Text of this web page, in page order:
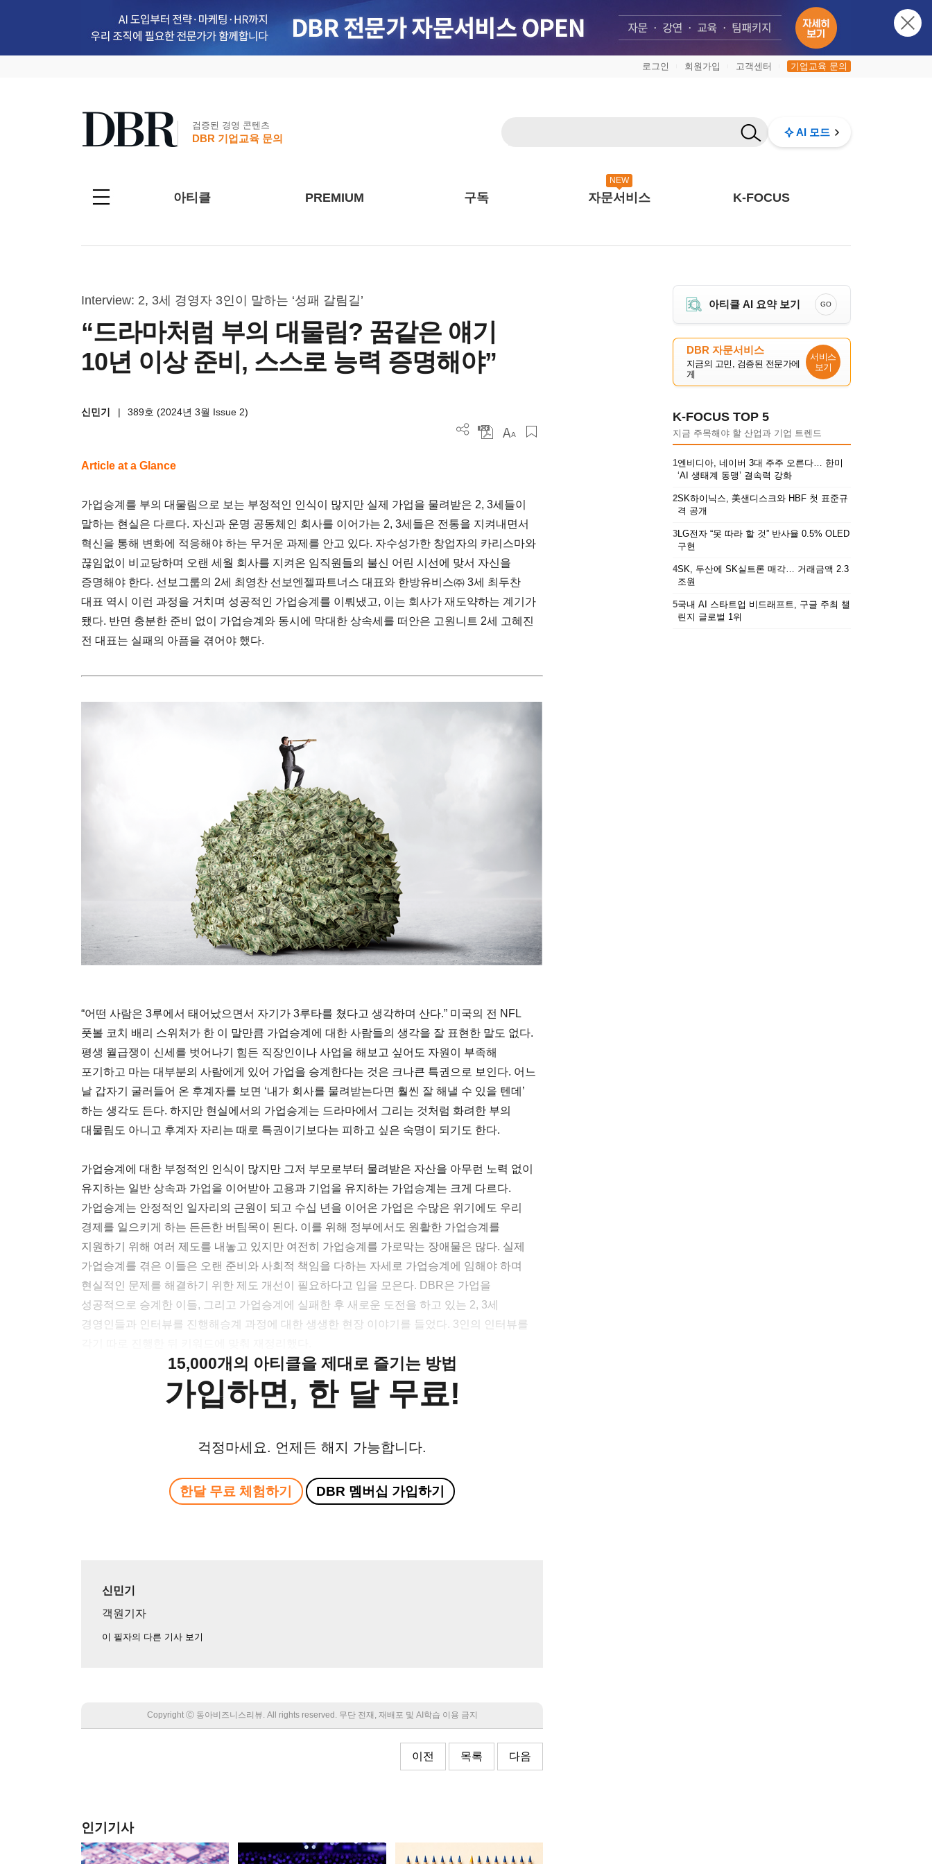
로그인 회원가입 고객센터 기업교육 문의
검증된 경영 콘텐츠
DBR 기업교육 문의
AI 모드
아티클 PREMIUM 구독
NEW
자문서비스 K-FOCUS
Interview: 2, 3세 경영자 3인이 말하는 ‘성패 갈림길’
“드라마처럼 부의 대물림? 꿈같은 얘기
10년 이상 준비, 스스로 능력 증명해야”
신민기 | 389호 (2024년 3월 Issue 2)
Article at a Glance
가업승계를 부의 대물림으로 보는 부정적인 인식이 많지만 실제 가업을 물려받은 2, 3세들이
말하는 현실은 다르다. 자신과 운명 공동체인 회사를 이어가는 2, 3세들은 전통을 지켜내면서
혁신을 통해 변화에 적응해야 하는 무거운 과제를 안고 있다. 자수성가한 창업자의 카리스마와
끊임없이 비교당하며 오랜 세월 회사를 지켜온 임직원들의 불신 어린 시선에 맞서 자신을
증명해야 한다. 선보그룹의 2세 최영찬 선보엔젤파트너스 대표와 한방유비스㈜ 3세 최두찬
대표 역시 이런 과정을 거치며 성공적인 가업승계를 이뤄냈고, 이는 회사가 재도약하는 계기가
됐다. 반면 충분한 준비 없이 가업승계와 동시에 막대한 상속세를 떠안은 고원니트 2세 고혜진
전 대표는 실패의 아픔을 겪어야 했다.
“어떤 사람은 3루에서 태어났으면서 자기가 3루타를 쳤다고 생각하며 산다.” 미국의 전 NFL
풋볼 코치 배리 스위처가 한 이 말만큼 가업승계에 대한 사람들의 생각을 잘 표현한 말도 없다.
평생 월급쟁이 신세를 벗어나기 힘든 직장인이나 사업을 해보고 싶어도 자원이 부족해
포기하고 마는 대부분의 사람에게 있어 가업을 승계한다는 것은 크나큰 특권으로 보인다. 어느
날 갑자기 굴러들어 온 후계자를 보면 ‘내가 회사를 물려받는다면 훨씬 잘 해낼 수 있을 텐데’
하는 생각도 든다. 하지만 현실에서의 가업승계는 드라마에서 그리는 것처럼 화려한 부의
대물림도 아니고 후계자 자리는 때로 특권이기보다는 피하고 싶은 숙명이 되기도 한다.
가업승계에 대한 부정적인 인식이 많지만 그저 부모로부터 물려받은 자산을 아무런 노력 없이
유지하는 일반 상속과 가업을 이어받아 고용과 기업을 유지하는 가업승계는 크게 다르다.
가업승계는 안정적인 일자리의 근원이 되고 수십 년을 이어온 가업은 수많은 위기에도 우리
경제를 일으키게 하는 든든한 버팀목이 된다. 이를 위해 정부에서도 원활한 가업승계를
지원하기 위해 여러 제도를 내놓고 있지만 여전히 가업승계를 가로막는 장애물은 많다. 실제
가업승계를 겪은 이들은 오랜 준비와 사회적 책임을 다하는 자세로 가업승계에 임해야 하며
현실적인 문제를 해결하기 위한 제도 개선이 필요하다고 입을 모은다. DBR은 가업을
성공적으로 승계한 이들, 그리고 가업승계에 실패한 후 새로운 도전을 하고 있는 2, 3세
경영인들과 인터뷰를 진행해승계 과정에 대한 생생한 현장 이야기를 들었다. 3인의 인터뷰를
15,000개의 아티클을 제대로 즐기는 방법
가입하면, 한 달 무료!
걱정마세요. 언제든 해지 가능합니다.
한달 무료 체험하기 DBR 멤버십 가입하기
신민기
객원기자
이 필자의 다른 기사 보기
Copyright Ⓒ 동아비즈니스리뷰. All rights reserved. 무단 전재, 재배포 및 AI학습 이용 금지
이전 목록 다음
인기기사
아티클 AI 요약 보기 GO
DBR 자문서비스
지금의 고민, 검증된 전문가에
게
서비스
보기
K-FOCUS TOP 5
지금 주목해야 할 산업과 기업 트렌드
1엔비디아, 네이버 3대 주주 오른다… 한미
‘AI 생태계 동맹’ 결속력 강화
2SK하이닉스, 美샌디스크와 HBF 첫 표준규
격 공개
3LG전자 “못 따라 할 것” 반사율 0.5% OLED
구현
4SK, 두산에 SK실트론 매각… 거래금액 2.3
조원
5국내 AI 스타트업 비드래프트, 구글 주최 챌
린지 글로벌 1위